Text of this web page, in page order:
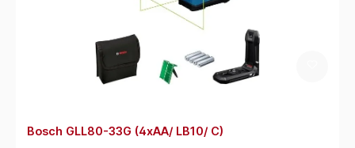
Bosch GLL80-33G (4xAA/ LB10/ C)